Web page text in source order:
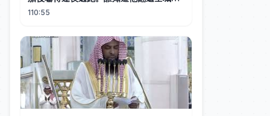
到她一把抱起，接回豪宅後他把她寵成公
110:55